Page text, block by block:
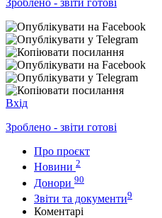
Вхід
Зроблено - звіти готові
Про проєкт
Новини 2
Донори 90
Звіти та документи9
Коментарі